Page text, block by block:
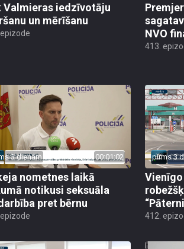
Valmieras iedzīvotāju
un mērīšanu
NVO
413.
3 dienām 00:01:02
nometnes laikā
notikusi seksuāla
pret bērnu
pirms 3
412.